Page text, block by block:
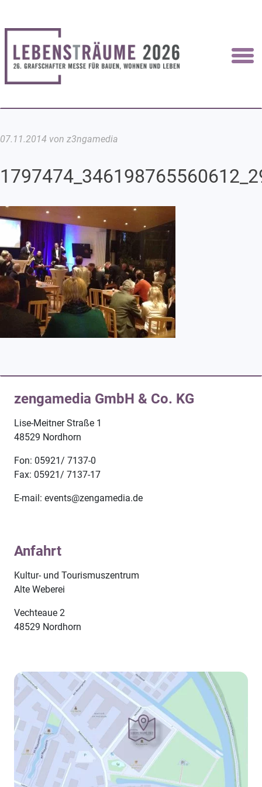
07.11.2014 von z3ngamedia
zengamedia GmbH & Co. KG
Lise-Meitner Straße 1
48529 Nordhorn
Fon: 05921/ 7137-0
Fax: 05921/ 7137-17
E-mail: events@zengamedia.de
Anfahrt
Kultur- und Tourismuszentrum
Alte Weberei
Vechteaue 2
48529 Nordhorn